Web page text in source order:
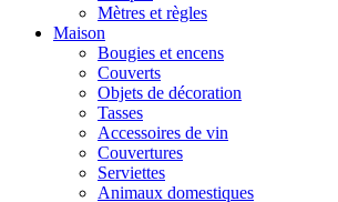
Mètres et règles
Maison
Bougies et encens
Couverts
Objets de décoration
Tasses
Accessoires de vin
Couvertures
Serviettes
Animaux domestiques